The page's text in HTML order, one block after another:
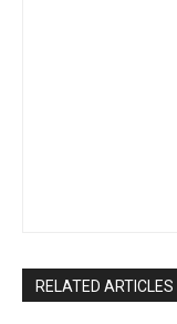
RELATED ARTICLES